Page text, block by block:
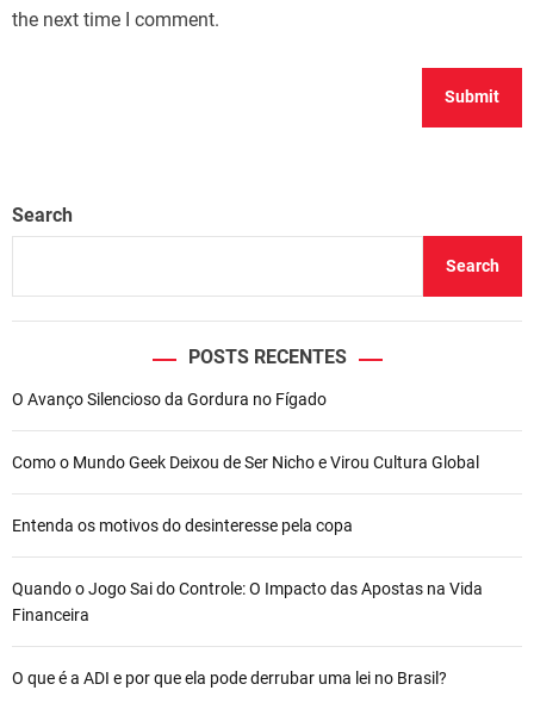
the next time I comment.
Search
Search
POSTS RECENTES
O Avanço Silencioso da Gordura no Fígado
Como o Mundo Geek Deixou de Ser Nicho e Virou Cultura Global
Entenda os motivos do desinteresse pela copa
Quando o Jogo Sai do Controle: O Impacto das Apostas na Vida
Financeira
O que é a ADI e por que ela pode derrubar uma lei no Brasil?